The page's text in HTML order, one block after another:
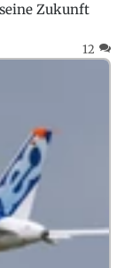
Zukunft
12